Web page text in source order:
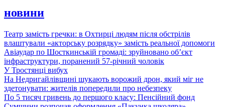
новини
Театр замість гречки: в Охтирці людям після обстрілів
влаштували «акторську розрядку» замість реальної допомоги
Авіаудар по Шосткинській громаді: зруйновано об’єкт
інфраструктури, поранений 57-річний чоловік
У Тростянці вибух
На Недригайлівщині шукають ворожий дрон, який міг не
здетонувати: жителів попередили про небезпеку
По 5 тисяч гривень до першого класу: Пенсійний фонд